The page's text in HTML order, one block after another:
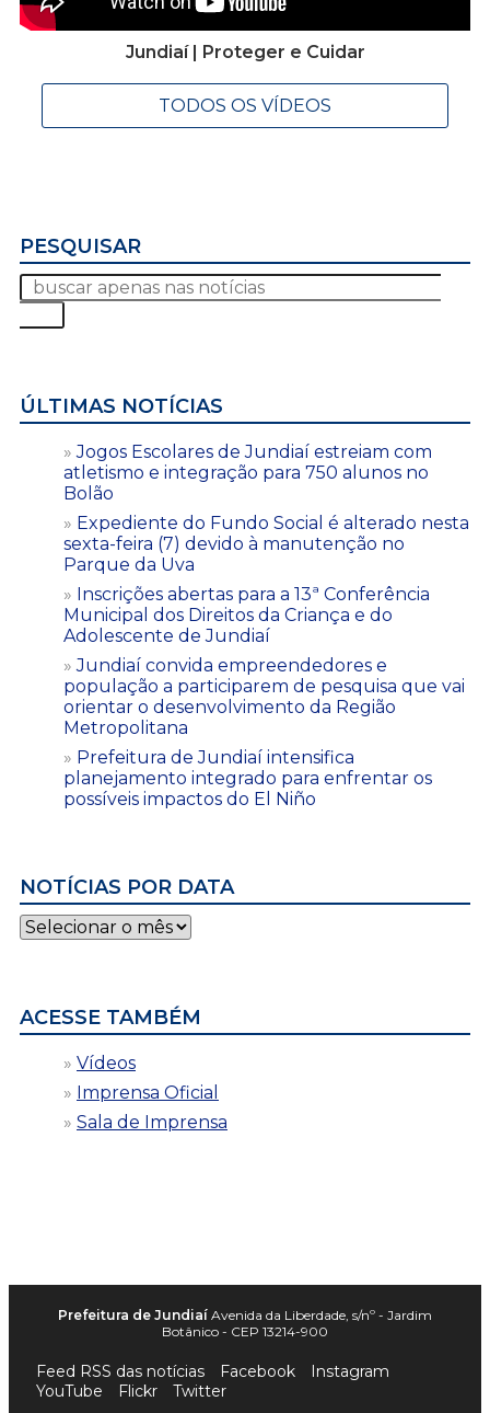
Jundiaí | Proteger e Cuidar
TODOS OS VÍDEOS
PESQUISAR
ÚLTIMAS NOTÍCIAS
Jogos Escolares de Jundiaí estreiam com
atletismo e integração para 750 alunos no
Bolão
Expediente do Fundo Social é alterado nesta
sexta-feira (7) devido à manutenção no
Parque da Uva
Inscrições abertas para a 13ª Conferência
Municipal dos Direitos da Criança e do
Adolescente de Jundiaí
Jundiaí convida empreendedores e
população a participarem de pesquisa que vai
orientar o desenvolvimento da Região
Metropolitana
Prefeitura de Jundiaí intensifica
planejamento integrado para enfrentar os
possíveis impactos do El Niño
NOTÍCIAS POR DATA
Notícias
por
ACESSE TAMBÉM
Vídeos
Imprensa Oficial
Sala de Imprensa
Prefeitura de Jundiaí Avenida da Liberdade, s/nº - Jardim
Botânico - CEP 13214-900
Feed RSS das notícias Facebook
Instagram
YouTube
Flickr Twitter